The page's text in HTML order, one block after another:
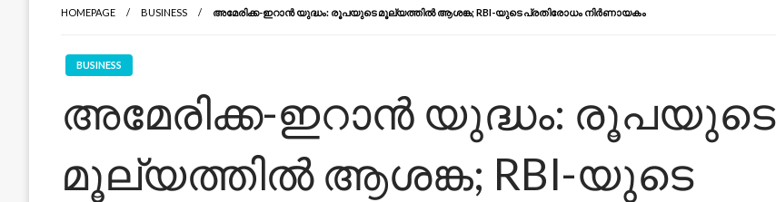
HOMEPAGE BUSINESS അമേരിക്ക-ഇറാൻ യുദ്ധം: രൂപയുടെ മൂല്യത്തിൽ ആശങ്ക; RBI-യുടെ പ്രതിരോധം നിർണായകം
BUSINESS
അമേരിക്ക-ഇറാൻ യുദ്ധം: രൂപയുടെ
മൂല്യത്തിൽ ആശങ്ക; RBI-യുടെ